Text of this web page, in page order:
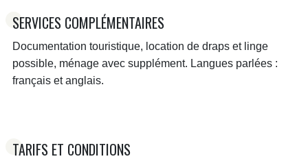
SERVICES COMPLÉMENTAIRES
Documentation touristique, location de draps et linge
possible, ménage avec supplément. Langues parlées :
français et anglais.
TARIFS ET CONDITIONS